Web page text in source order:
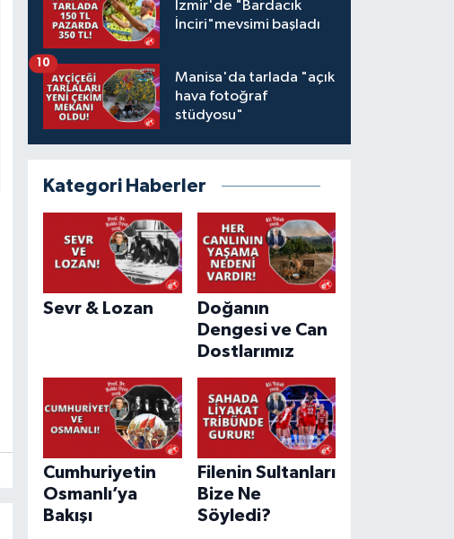
İzmir'de "Bardacık
İnciri"mevsimi başladı
Manisa'da tarlada "açık
hava fotoğraf
stüdyosu"
10
Kategori Haberler
Sevr & Lozan
Doğanın
Dengesi ve Can
Dostlarımız
Cumhuriyetin
Osmanlı’ya
Bakışı
Filenin Sultanları
Bize Ne
Söyledi?